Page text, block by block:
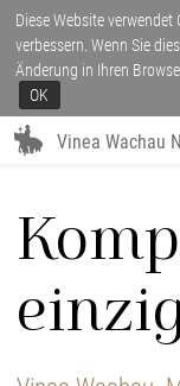
Diese Website
verbessern. Wenn Sie
Änderung in Ihren
OK
Vinea Wachau